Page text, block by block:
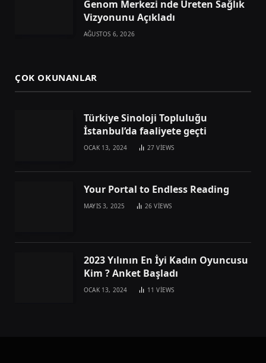
Genom Merkezi nde Üreten Sağlık
Vizyonunu Açıkladı
AĞUSTOS 6, 2026
ÇOK OKUNANLAR
Türkiye Sinoloji Topluluğu
İstanbul’da faaliyete geçti
OCAK 13, 2024 27VIEWS
Your Portal to Endless Reading
MAYIS 3, 2025 26VIEWS
2023 Yılının En İyi Kadın Oyuncusu
Kim ? Anket Başladı
OCAK 13, 2024 11VIEWS